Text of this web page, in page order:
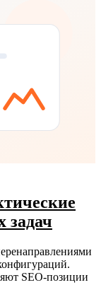
задач
SEO-позиции